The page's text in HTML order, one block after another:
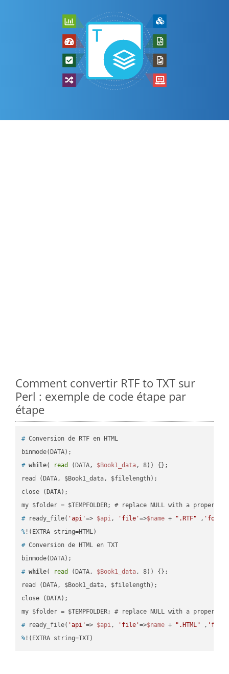
Comment convertir RTF to TXT sur
Perl : exemple de code étape par
étape
# Conversion de RTF en HTML
# while( read (DATA, $Book1_data, 8)) {};
read (DATA, $Book1_data, $filelength);
close (DATA);
# ready_file( 'api'=> $api, 'file'=>$name + ".RTF" ,
% !(EXTRA string=HTML)
# Conversion de HTML en TXT
# while( read (DATA, $Book1_data, 8)) {};
read (DATA, $Book1_data, $filelength);
close (DATA);
# ready_file( 'api'=> $api, 'file'=>$name + ".HTML" ,
% !(EXTRA string=TXT)